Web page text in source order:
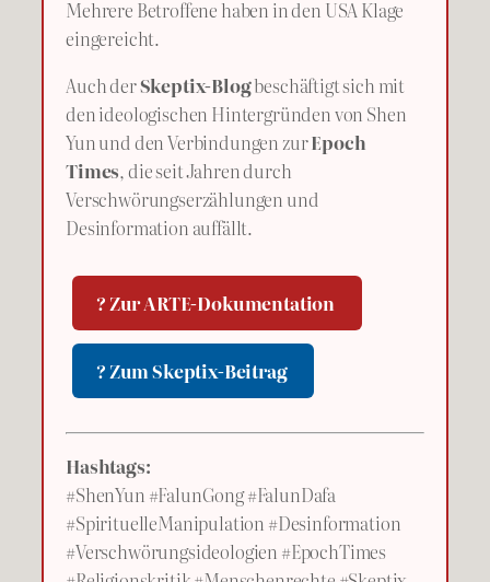
Mehrere Betroffene haben in den USA Klage
eingereicht.
Auch derSkeptix-Blogbeschäftigt sich mit
den ideologischen Hintergründen von Shen
Yun und den Verbindungen zurEpoch
Times, die seit Jahren durch
Verschwörungserzählungen und
Desinformation auffällt.
? Zur ARTE-Dokumentation
? Zum Skeptix-Beitrag
Hashtags:
#ShenYun #FalunGong #FalunDafa
#SpirituelleManipulation #Desinformation
#Verschwörungsideologien #EpochTimes